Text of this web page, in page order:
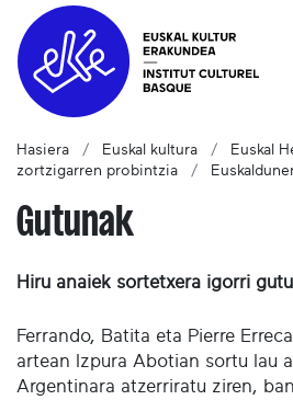
Hasiera Euskal kultura Euskal
zortzigarren probintzia
Gutunak
Hiru anaiek sortetxera igorri
Ferrando, Batita eta Pierre
artean Izpura Abotian sortu lau
Argentinara atzerriratu ziren,